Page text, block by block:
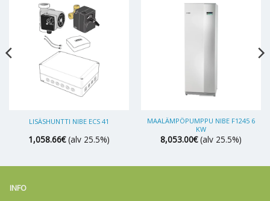
LISÄSHUNTTI NIBE ECS 41
1,058.66€ (alv 25.5%)
MAALÄMPÖPUMPPU NIBE F1245 6
KW
8,053.00€ (alv 25.5%)
INFO